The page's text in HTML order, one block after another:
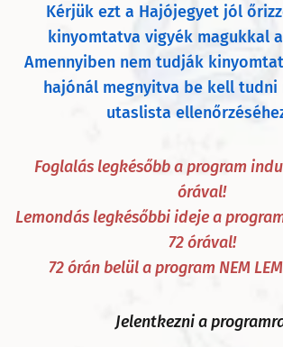
Kérjük ezt a Hajójegyet jól
kinyomtatva vigyék magukkal
Amennyiben nem tudják
hajónál megnyitva be kell tudni
utaslista
Foglalás legkésőbb a program
órával!
Lemondás legkésőbbi ideje a
72 órával!
72 órán belül a program NEM
Jelentkezni a